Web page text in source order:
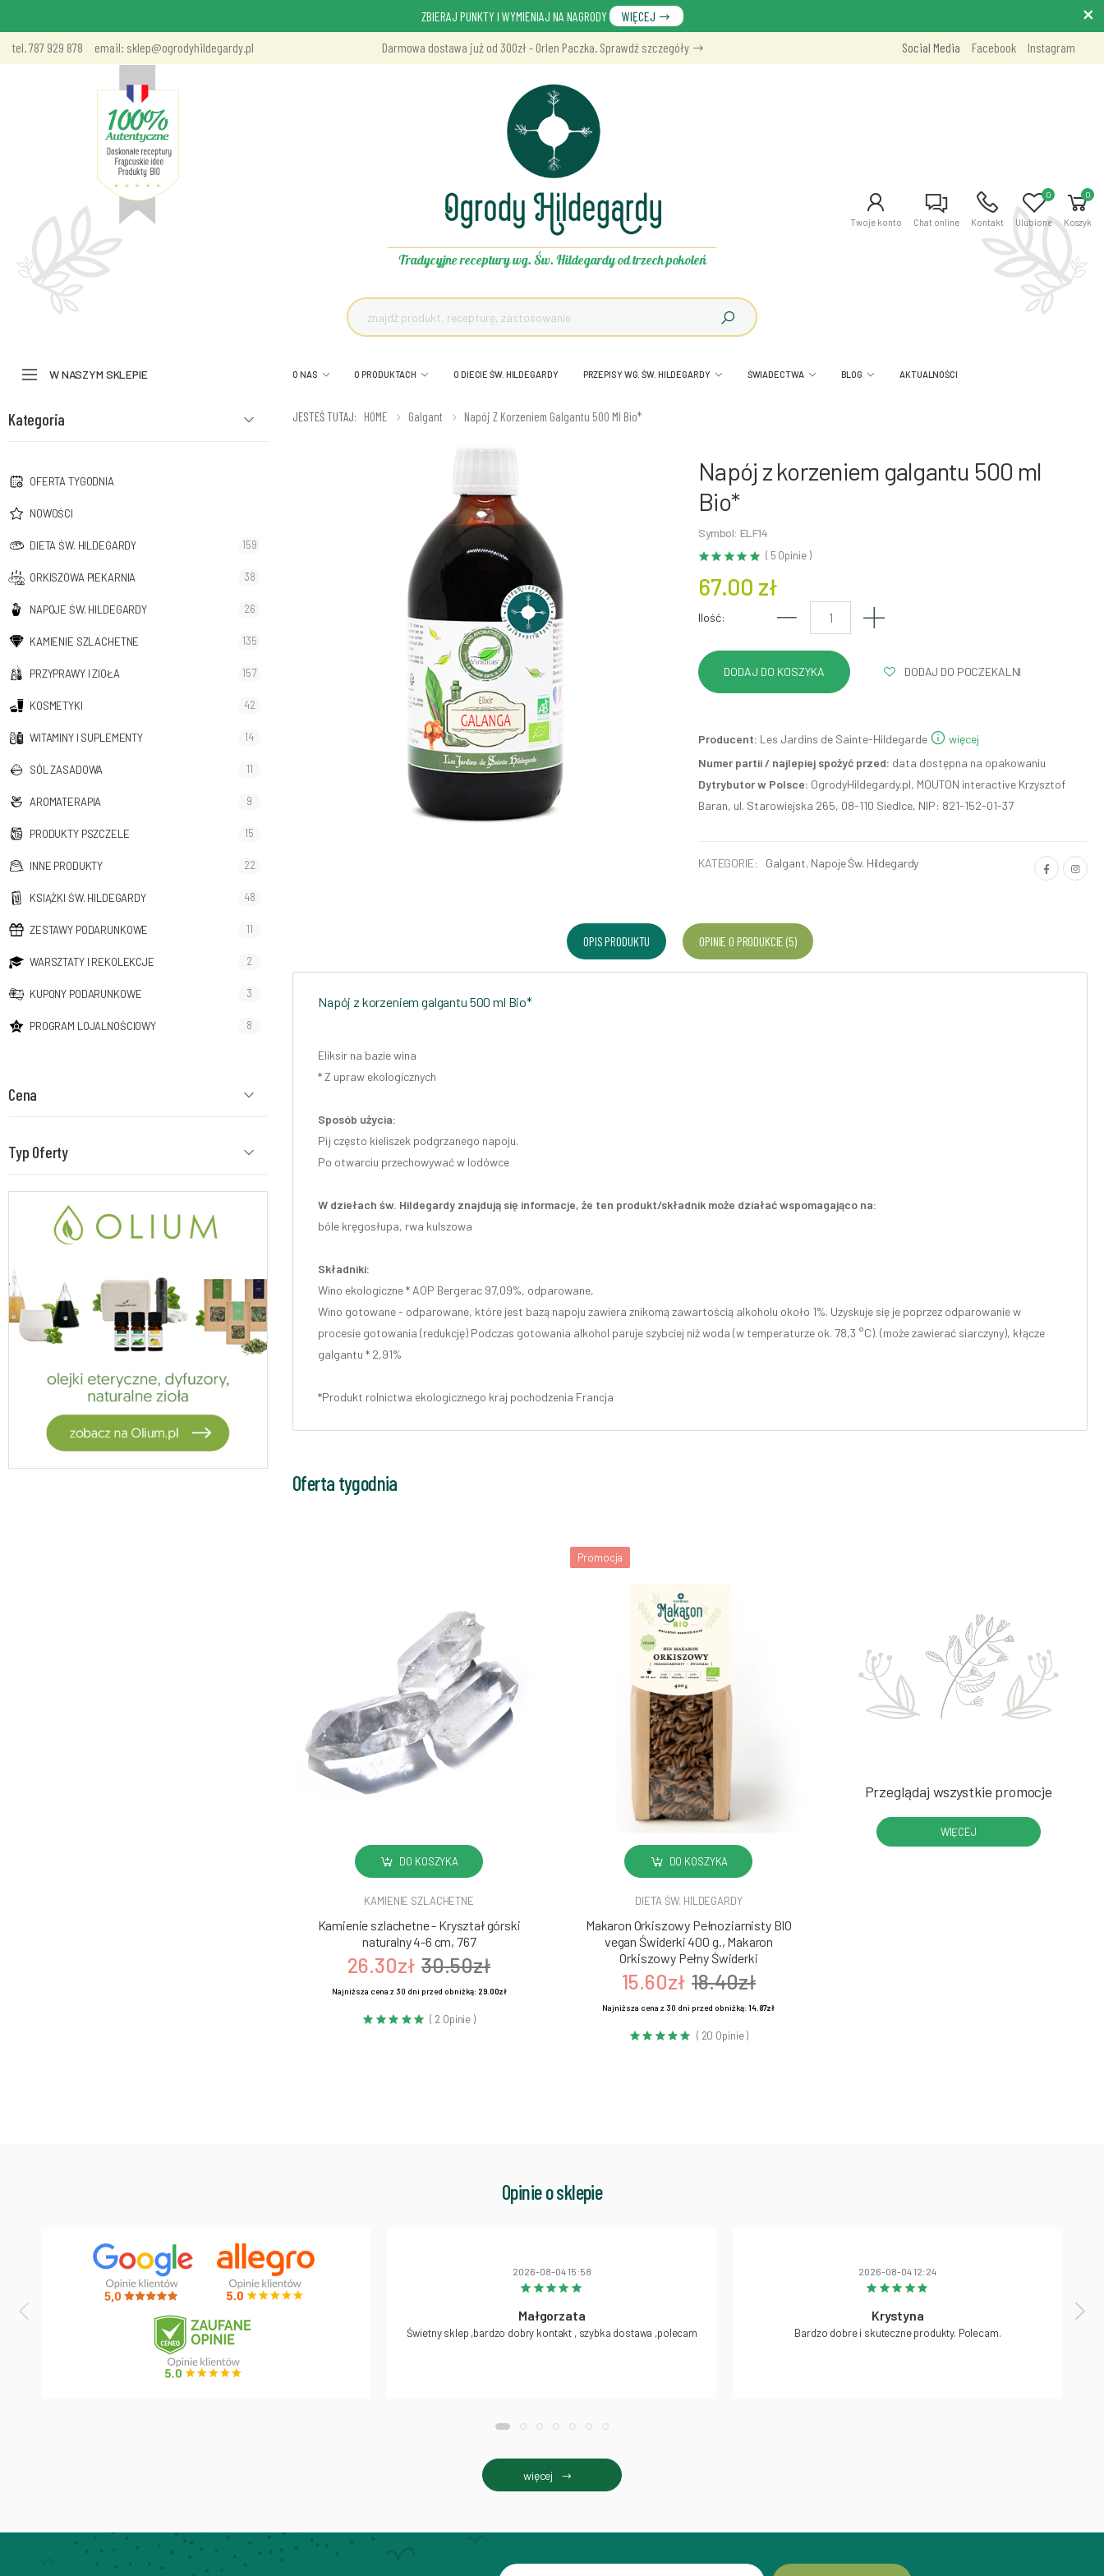
ZBIERAJ PUNKTY I WYMIENIAJ NA NAGRODY
WIĘCEJ
tel. 787 929 878
email: sklep@ogrodyhildegardy.pl Darmowa dostawa już od 300zł - Orlen Paczka. Sprawdź szczegóły Social Media Facebook Instagram
Tradycyjne receptury wg. Św. Hildegardy od trzech pokoleń
Twoje konto Chat online Kontakt Ulubione
0 0
Koszyk
W NASZYM SKLEPIE O NAS O PRODUKTACH O DIECIE ŚW. HILDEGARDY PRZEPISY WG. ŚW. HILDEGARDY ŚWIADECTWA BLOG AKTUALNOŚCI
Kategoria
OFERTA TYGODNIA
NOWOŚCI
DIETA ŚW. HILDEGARDY 159
ORKISZOWA PIEKARNIA 38
NAPOJE ŚW. HILDEGARDY 26
KAMIENIE SZLACHETNE 135
PRZYPRAWY I ZIOŁA 157
KOSMETYKI 42
WITAMINY I SUPLEMENTY 14
SÓL ZASADOWA 11
AROMATERAPIA 9
PRODUKTY PSZCZELE 15
INNE PRODUKTY 22
KSIĄŻKI ŚW. HILDEGARDY 48
ZESTAWY PODARUNKOWE 11
WARSZTATY I REKOLEKCJE 2
KUPONY PODARUNKOWE 3
PROGRAM LOJALNOŚCIOWY 8
Cena
Typ Oferty
JESTEŚ TUTAJ: HOME Galgant Napój Z Korzeniem Galgantu 500 Ml Bio*
Napój z korzeniem galgantu 500 ml
Bio*
Symbol: ELF14
( 5 Opinie )
67.00 zł
Ilość:
DODAJ DO POCZEKALNI
Producent: Les Jardins de Sainte-Hildegarde
więcej
Numer partii / najlepiej spożyć przed: data dostępna na opakowaniu
Dytrybutor w Polsce: OgrodyHildegardy.pl, MOUTON interactive Krzysztof
Baran, ul. Starowiejska 265, 08-110 Siedlce, NIP: 821-152-01-37
KATEGORIE: Galgant, Napoje Św. Hildegardy
OPIS PRODUKTU OPINIE O PRODUKCIE (5)
Napój z korzeniem galgantu 500 ml Bio*
Eliksir na bazie wina
* Z upraw ekologicznych
Sposób użycia:
Pij często kieliszek podgrzanego napoju.
Po otwarciu przechowywać w lodówce
W dziełach św. Hildegardy znajdują się informacje, że ten produkt/składnik może działać wspomagająco na:
bóle kręgosłupa, rwa kulszowa
Składniki:
Wino ekologiczne * AOP Bergerac 97,09%, odparowane,
Wino gotowane - odparowane, które jest bazą napoju zawiera znikomą zawartością alkoholu około 1%. Uzyskuje się je poprzez odparowanie w
procesie gotowania (redukcję) Podczas gotowania alkohol paruje szybciej niż woda (w temperaturze ok. 78,3 °C). (może zawierać siarczyny), kłącze
galgantu * 2,91%
*Produkt rolnictwa ekologicznego kraj pochodzenia Francja
Oferta tygodnia
DO KOSZYKA
KAMIENIE SZLACHETNE
Kamienie szlachetne - Kryształ górski
naturalny 4-6 cm, 767
26.30zł 30.50zł
Najniższa cena z 30 dni przed obniżką:29.00zł
( 2 Opinie )
Promocja
DO KOSZYKA
DIETA ŚW. HILDEGARDY
Makaron Orkiszowy Pełnoziarnisty BIO
vegan Świderki 400 g., Makaron
Orkiszowy Pełny Świderki
15.60zł 18.40zł
Najniższa cena z 30 dni przed obniżką:14.87zł
( 20 Opinie )
Przeglądaj wszystkie promocje
WIĘCEJ
Opinie o sklepie
2026-08-04 15:58
Małgorzata
Świetny sklep ,bardzo dobry kontakt , szybka dostawa ,polecam
2026-08-04 12:24
Krystyna
Bardzo dobre i skuteczne produkty. Polecam.
więcej